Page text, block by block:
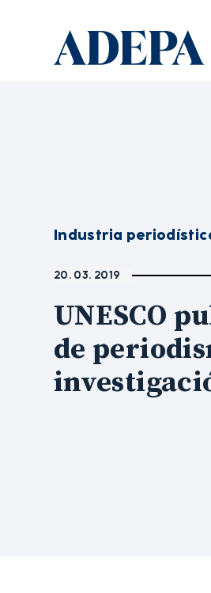
Industria
20. 03. 2019
UNESCO
de